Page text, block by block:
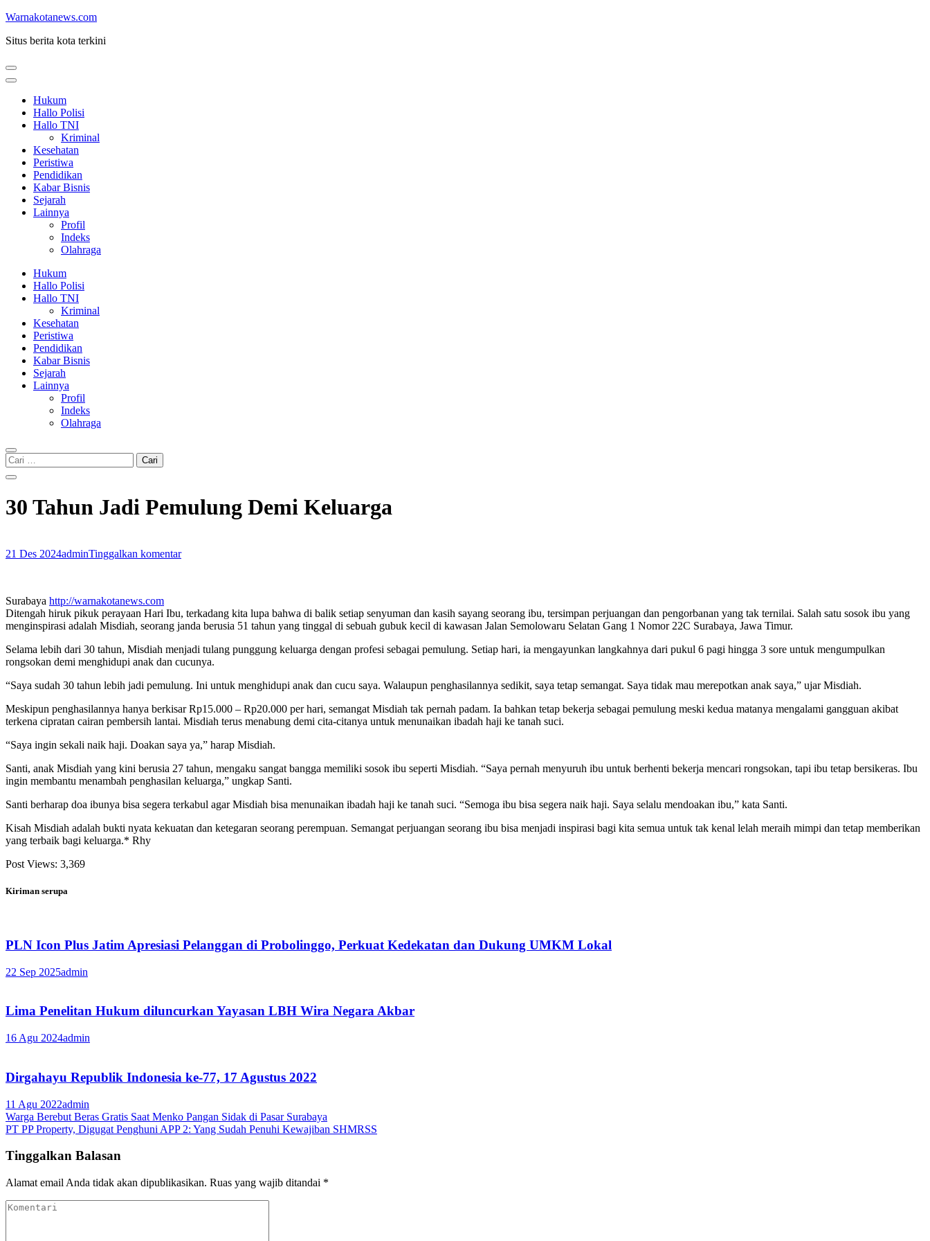
Lompat
konten
Enter)
Warnakotanews.com
Situs berita kota terkini
Hukum
Hallo Polisi
Hallo TNI
Kriminal
Kesehatan
Peristiwa
Pendidikan
Kabar Bisnis
Sejarah
Lainnya
Profil
Indeks
Olahraga
Hukum
Hallo Polisi
Hallo TNI
Kriminal
Kesehatan
Peristiwa
Pendidikan
Kabar Bisnis
Sejarah
Lainnya
Profil
Indeks
Olahraga
Cari
untuk:
30 Tahun Jadi Pemulung Demi Keluarga
21 Des 2024adminTinggalkan komentar
Surabaya http://warnakotanews.com
Ditengah hiruk pikuk perayaan Hari Ibu, terkadang kita lupa bahwa di balik setiap senyuman dan kasih sayang seorang ibu, tersimpan perjuangan dan pengorbanan yang tak ternilai. Salah satu sosok ibu yang
menginspirasi adalah Misdiah, seorang janda berusia 51 tahun yang tinggal di sebuah gubuk kecil di kawasan Jalan Semolowaru Selatan Gang 1 Nomor 22C Surabaya, Jawa Timur.
Selama lebih dari 30 tahun, Misdiah menjadi tulang punggung keluarga dengan profesi sebagai pemulung. Setiap hari, ia mengayunkan langkahnya dari pukul 6 pagi hingga 3 sore untuk mengumpulkan
rongsokan demi menghidupi anak dan cucunya.
“Saya sudah 30 tahun lebih jadi pemulung. Ini untuk menghidupi anak dan cucu saya. Walaupun penghasilannya sedikit, saya tetap semangat. Saya tidak mau merepotkan anak saya,” ujar Misdiah.
Meskipun penghasilannya hanya berkisar Rp15.000 – Rp20.000 per hari, semangat Misdiah tak pernah padam. Ia bahkan tetap bekerja sebagai pemulung meski kedua matanya mengalami gangguan akibat
terkena cipratan cairan pembersih lantai. Misdiah terus menabung demi cita-citanya untuk menunaikan ibadah haji ke tanah suci.
“Saya ingin sekali naik haji. Doakan saya ya,” harap Misdiah.
Santi, anak Misdiah yang kini berusia 27 tahun, mengaku sangat bangga memiliki sosok ibu seperti Misdiah. “Saya pernah menyuruh ibu untuk berhenti bekerja mencari rongsokan, tapi ibu tetap bersikeras. Ibu
ingin membantu menambah penghasilan keluarga,” ungkap Santi.
Santi berharap doa ibunya bisa segera terkabul agar Misdiah bisa menunaikan ibadah haji ke tanah suci. “Semoga ibu bisa segera naik haji. Saya selalu mendoakan ibu,” kata Santi.
Kisah Misdiah adalah bukti nyata kekuatan dan ketegaran seorang perempuan. Semangat perjuangan seorang ibu bisa menjadi inspirasi bagi kita semua untuk tak kenal lelah meraih mimpi dan tetap memberikan
yang terbaik bagi keluarga.* Rhy
Post Views: 3,369
Kiriman serupa
PLN Icon Plus Jatim Apresiasi Pelanggan di Probolinggo, Perkuat Kedekatan dan Dukung UMKM Lokal
22 Sep 2025admin
Lima Penelitan Hukum diluncurkan Yayasan LBH Wira Negara Akbar
16 Agu 2024admin
Dirgahayu Republik Indonesia ke-77, 17 Agustus 2022
11 Agu 2022admin
Navigasi
pos
Warga Berebut Beras Gratis Saat Menko Pangan Sidak di Pasar Surabaya
PT PP Property, Digugat Penghuni APP 2: Yang Sudah Penuhi Kewajiban SHMRSS
Tinggalkan Balasan
Alamat email Anda tidak akan dipublikasikan. Ruas yang wajib ditandai *
Komentari